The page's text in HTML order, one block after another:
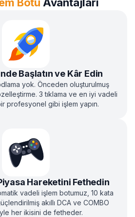
Başlatın ve Kâr Edin
yok. Önceden oluşturulmuş
3 tıklama ve en iyi vadeli
profesyonel gibi işlem yapın.
Hareketini Fethedin
vadeli işlem botumuz, 10 kata
akıllı DCA ve COMBO
her ikisini de fetheder.